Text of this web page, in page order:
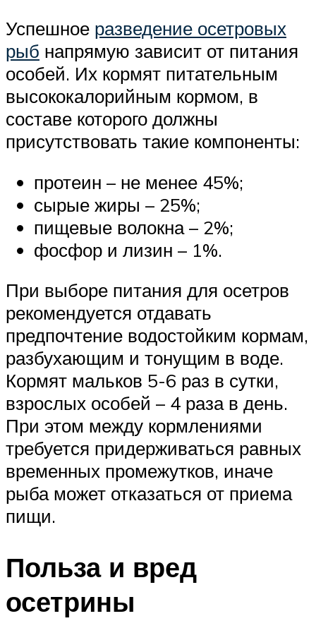
Успешное разведение осетровых
рыб напрямую зависит от питания
особей. Их кормят питательным
высококалорийным кормом, в
составе которого должны
присутствовать такие компоненты:
протеин – не менее 45%;
сырые жиры – 25%;
пищевые волокна – 2%;
фосфор и лизин – 1%.
При выборе питания для осетров
рекомендуется отдавать
предпочтение водостойким кормам,
разбухающим и тонущим в воде.
Кормят мальков 5-6 раз в сутки,
взрослых особей – 4 раза в день.
При этом между кормлениями
требуется придерживаться равных
временных промежутков, иначе
рыба может отказаться от приема
пищи.
Польза и вред
осетрины